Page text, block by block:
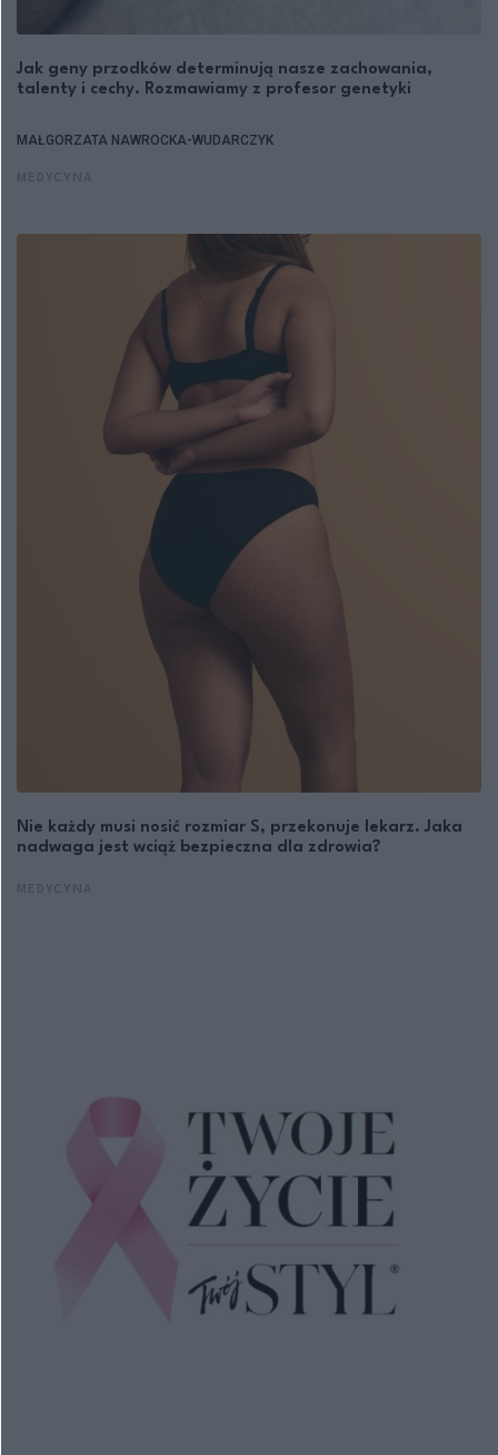
Jak geny przodków determinują nasze zachowania,
talenty i cechy. Rozmawiamy z profesor genetyki
MAŁGORZATA NAWROCKA-WUDARCZYK
Nie każdy musi nosić rozmiar S, przekonuje lekarz. Jaka
nadwaga jest wciąż bezpieczna dla zdrowia?